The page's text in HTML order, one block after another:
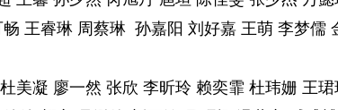
王睿琳 周蔡琳 孙嘉阳 刘好嘉 王萌 李梦儒
美凝 廖一然 张欣 李昕玲 赖奕霏 杜玮姗 王